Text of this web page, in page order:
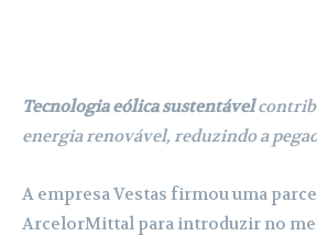
Tecnologia eólica sustentável
energia renovável, reduzindo a
A empresa Vestas firmou uma
ArcelorMittal para introduzir no